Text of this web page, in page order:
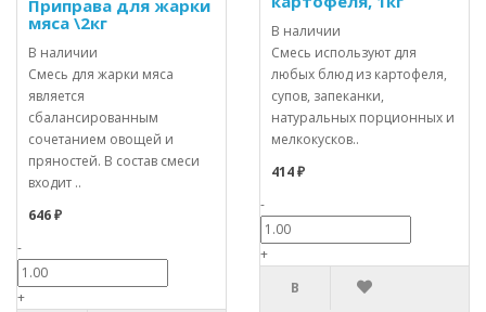
Приправа для жарки
мяса \2кг
В наличии
Смесь для жарки мяса
является
сбалансированным
сочетанием овощей и
пряностей. В состав смеси
входит ..
646 ₽
-
+
В наличии
Смесь используют для
любых блюд из картофеля,
супов, запеканки,
натуральных порционных и
мелкокусков..
414 ₽
-
+
В